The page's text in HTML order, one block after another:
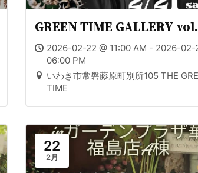
GREEN TIME GALLERY
2026-02-22 @ 11:00 AM - 2026-02-
06:00 PM
いわき市常磐藤原町別所105 THE
TIME
22
2月